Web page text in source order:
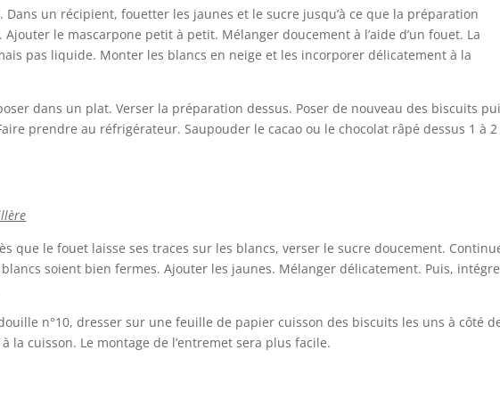
Dans un récipient, fouetter les jaunes et le sucre jusqu’à ce que la préparation
le mascarpone petit à petit. Mélanger doucement à l’aide d’un fouet. La
pas liquide. Monter les blancs en neige et les incorporer délicatement à la
dans un plat. Verser la préparation dessus. Poser de nouveau des biscuits
prendre au réfrigérateur. Saupouder le cacao ou le chocolat râpé dessus 1 à 2
que le fouet laisse ses traces sur les blancs, verser le sucre doucement.
soient bien fermes. Ajouter les jaunes. Mélanger délicatement. Puis,
n°10, dresser sur une feuille de papier cuisson des biscuits les uns à côté
la cuisson. Le montage de l’entremet sera plus facile.